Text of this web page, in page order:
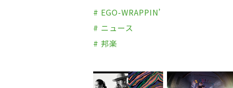
# EGO-WRAPPIN’
# ニュース
# 邦楽